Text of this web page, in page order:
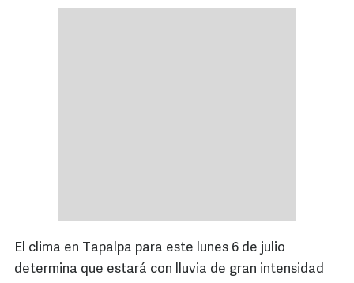
El clima en Tapalpa para este lunes 6 de julio
determina que estará con lluvia de gran intensidad